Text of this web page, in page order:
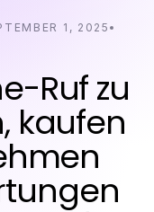
1, 2025
Ruf zu
kaufen